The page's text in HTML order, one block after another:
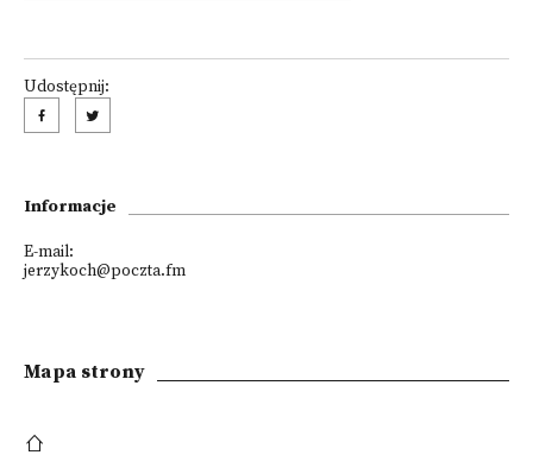
Udostępnij:
Informacje
E-mail:
jerzykoch@poczta.fm
Mapa strony